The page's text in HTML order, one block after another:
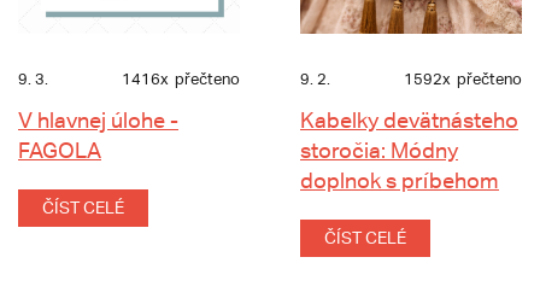
9. 3. 1416x přečteno
V hlavnej úlohe -
FAGOLA
ČÍST CELÉ
9. 2. 1592x přečteno
Kabelky devätnásteho
storočia: Módny
doplnok s príbehom
ČÍST CELÉ